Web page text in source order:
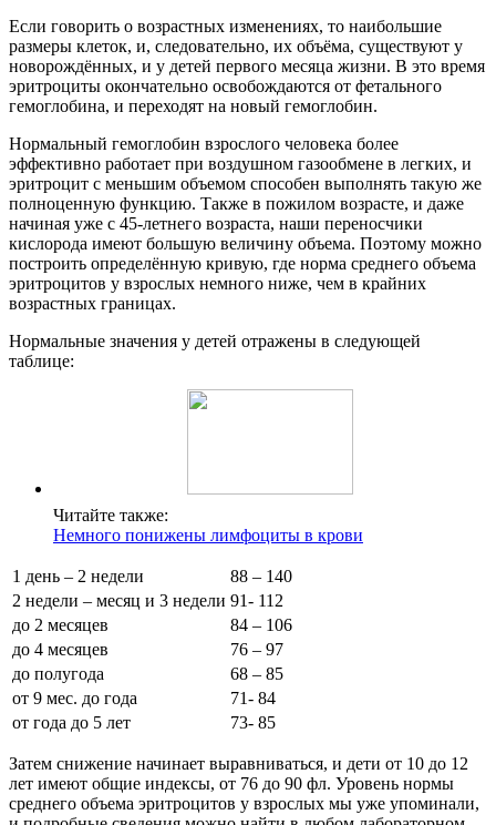
Если говорить о возрастных изменениях, то наибольшие
размеры клеток, и, следовательно, их объёма, существуют у
новорождённых, и у детей первого месяца жизни. В это время
эритроциты окончательно освобождаются от фетального
гемоглобина, и переходят на новый гемоглобин.
Нормальный гемоглобин взрослого человека более
эффективно работает при воздушном газообмене в легких, и
эритроцит с меньшим объемом способен выполнять такую же
полноценную функцию. Также в пожилом возрасте, и даже
начиная уже с 45-летнего возраста, наши переносчики
кислорода имеют большую величину объема. Поэтому можно
построить определённую кривую, где норма среднего объема
эритроцитов у взрослых немного ниже, чем в крайних
возрастных границах.
Нормальные значения у детей отражены в следующей
таблице:
Читайте также:
Немного понижены лимфоциты в крови
1 день – 2 недели
88 – 140
2 недели – месяц и 3 недели 91- 112
до 2 месяцев
84 – 106
до 4 месяцев
76 – 97
до полугода
68 – 85
от 9 мес. до года
71- 84
от года до 5 лет
73- 85
Затем снижение начинает выравниваться, и дети от 10 до 12
лет имеют общие индексы, от 76 до 90 фл. Уровень нормы
среднего объема эритроцитов у взрослых мы уже упоминали,